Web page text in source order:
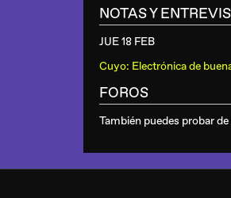
NOTAS Y
JUE 18 FEB
Cuyo: Electrónica de
FOROS
También puedes probar